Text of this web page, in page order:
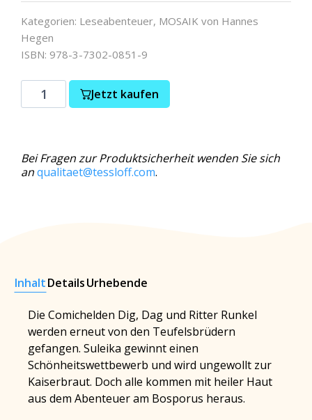
Kategorien: Leseabenteuer, MOSAIK von Hannes
Hegen
ISBN: 978-3-7302-0851-9
Jetzt kaufen
Bei Fragen zur Produktsicherheit wenden Sie sich
anqualitaet@tessloff.com.
InhaltDetailsUrhebende
Die Comichelden Dig, Dag und Ritter Runkel
werden erneut von den Teufelsbrüdern
gefangen. Suleika gewinnt einen
Schönheitswettbewerb und wird ungewollt zur
Kaiserbraut. Doch alle kommen mit heiler Haut
aus dem Abenteuer am Bosporus heraus.